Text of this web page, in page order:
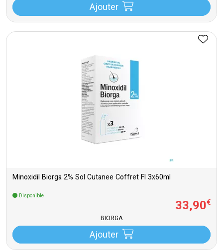
Ajouter
Minoxidil Biorga 2% Sol Cutanee Coffret Fl 3x60ml
Disponible
33,90€
BIORGA
Ajouter